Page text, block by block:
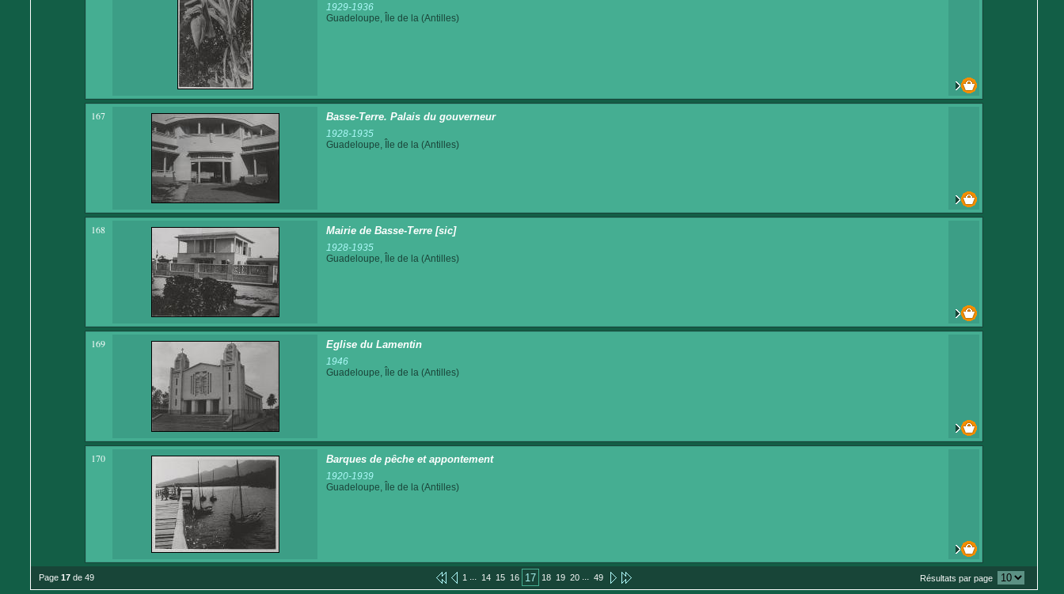
1929-1936
Guadeloupe, Île de la (Antilles)
167 Basse-Terre. Palais du gouverneur
1928-1935
Guadeloupe, Île de la (Antilles)
168 Mairie de Basse-Terre [sic]
1928-1935
Guadeloupe, Île de la (Antilles)
169 Eglise du Lamentin
1946
Guadeloupe, Île de la (Antilles)
170 Barques de pêche et appontement
1920-1939
Guadeloupe, Île de la (Antilles)
Page 17 de 49 1 ... 14 15 16 17 18 19 20 ... 49 Résultats par page